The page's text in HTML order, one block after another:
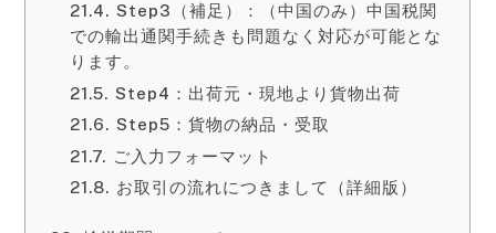
Step3（補足）：（中国のみ）中国税関
での輸出通関手続きも問題なく対応が可能とな
ります。
Step4：出荷元・現地より貨物出荷
Step5：貨物の納品・受取
ご入力フォーマット
お取引の流れにつきまして（詳細版）